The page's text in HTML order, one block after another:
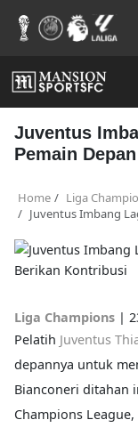
Juventus
Pemain
Home
Liga
Juventus Imbang
Liga Champions |
Pelatih Juventus
depannya untuk
Bianconeri ditahan
Champions